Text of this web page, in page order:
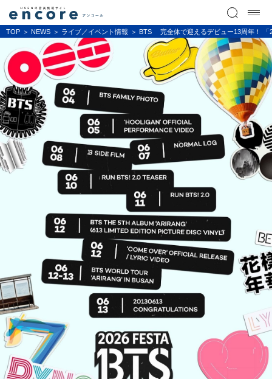
TOP NEWS ライブ／イベント情報 BTS 完全体で迎えるデビュー13周年！ 「